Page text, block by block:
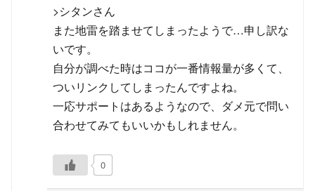
>シタンさん
また地雷を踏ませてしまったようで…申し訳な
いです。
自分が調べた時はココが一番情報量が多くて、
ついリンクしてしまったんですよね。
一応サポートはあるようなので、ダメ元で問い
合わせてみてもいいかもしれません。
0